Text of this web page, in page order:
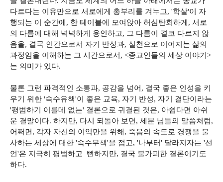
다르다는 이유만으로 서로에게 총부리를 겨누고, '학살'이 자
행되는 이 순간에, 한 테이블에 모여앉아 허심탄회하게, 서로
의 다름에 대해 넉넉하게 용인하고, 그 다름이 결코 다르지 않
음을, 결국 인간으로서 자기 반성과, 실천으로 이어지는 삶의
과정임을 이해하는 그 시간으로서, <종교인들의 세상 이야기>
는 의미가 있다.
물론 그런 파격적인 소통과, 공감을 넘어, 결국 좋은 인성을 키
우기 위한 '속수유책'이 좋은 교육, 자기 반성, 자기 결단이라는
'평범하기 이를데 없는' 결론으로 귀결된 것은, 아쉽다면 아쉬
운 결말이다. 하지만, 다시 되돌아 보면, 세분 님들의 말씀처럼,
어쩌면, 각자 자신의 이익만을 위해, 죽음의 속도로 경쟁을 불
사하는 세상에 대한 '속수무책'을 접고, '나부터' 달라지자는 '선
언'은 지극히 평범하고 뻔하지만, 결국 불가피한 결론이기도
하다.